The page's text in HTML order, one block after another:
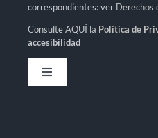
correspondientes: ver Derechos
Consulte AQUÍ la Política de
accesibilidad
Toggle